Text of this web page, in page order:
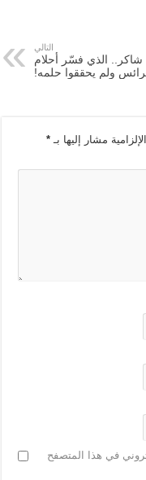
التالي
شاكر.. الذي فسّر أحلام
ولم يحققوا حلمه!
مشار إليها بـ*
في هذا المتصفح